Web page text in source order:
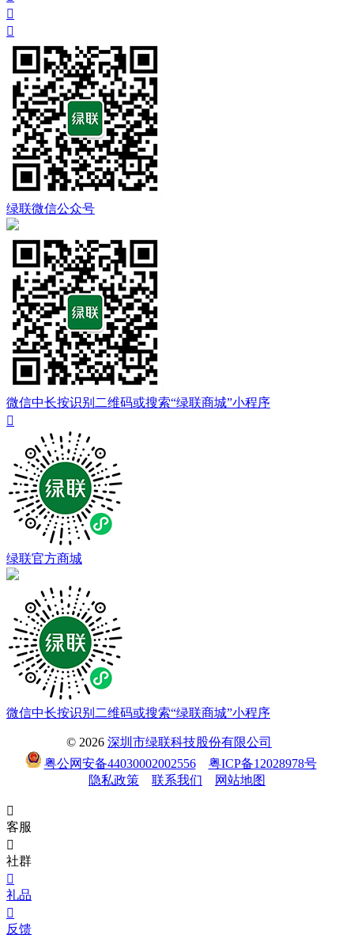


绿联微信公众号
微信中长按识别二维码或搜索“绿联商城”小程序

绿联官方商城
微信中长按识别二维码或搜索“绿联商城”小程序
© 2026 深圳市绿联科技股份有限公司
粤公网安备44030002002556
粤ICP备12028978号
隐私政策
联系我们 网站地图

客服

社群

礼品

反馈